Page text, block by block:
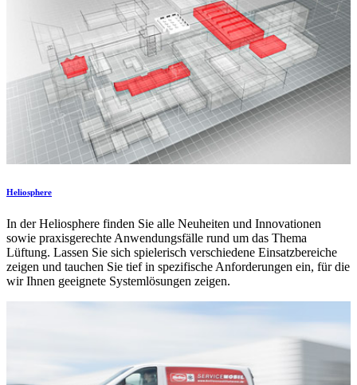
Heliosphere
In der Heliosphere finden Sie alle Neuheiten und Innovationen
sowie praxisgerechte Anwendungsfälle rund um das Thema
Lüftung. Lassen Sie sich spielerisch verschiedene Einsatzbereiche
zeigen und tauchen Sie tief in spezifische Anforderungen ein, für die
wir Ihnen geeignete Systemlösungen zeigen.